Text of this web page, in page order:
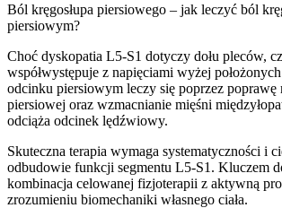
Ból kręgosłupa piersiowego – jak leczyć ból
piersiowym?
Choć dyskopatia L5-S1 dotyczy dołu pleców,
współwystępuje z napięciami wyżej
odcinku piersiowym leczy się poprzez
piersiowej oraz wzmacnianie mięśni
odciąża odcinek lędźwiowy.
Skuteczna terapia wymaga systematyczności i
odbudowie funkcji segmentu L5-S1. Kluczem
kombinacja celowanej fizjoterapii z aktywną
zrozumieniu biomechaniki własnego ciała.